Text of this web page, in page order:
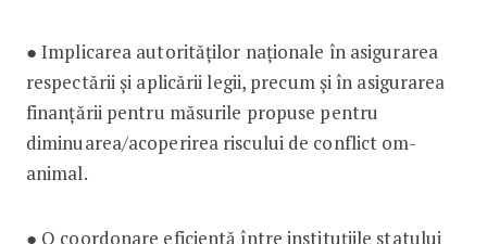
● Implicarea autorităților naționale în asigurarea
respectării și aplicării legii, precum și în asigurarea
finanțării pentru măsurile propuse pentru
diminuarea/acoperirea riscului de conflict om-
animal.
● O coordonare eficientă între instituțiile statului